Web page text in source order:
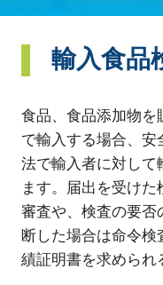
輸入食品
食品、食品添加物
で輸入する場合、
法で輸入者に対し
ます。届出を受け
審査や、検査の要
断した場合は命令
績証明書を求められ